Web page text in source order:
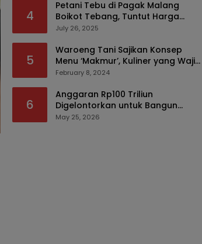
4
Petani Tebu di Pagak Malang
Boikot Tebang, Tuntut Harga
yang Layak
July 26, 2025
5
Waroeng Tani Sajikan Konsep
Menu ‘Makmur’, Kuliner yang Wajib
Dikunjungi di Malang
February 8, 2024
6
Anggaran Rp100 Triliun
Digelontorkan untuk Bangun
Kembali Sumatra, Hunian Korban
May 25, 2026